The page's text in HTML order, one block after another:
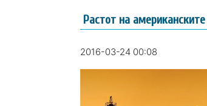
Растот на
2016-03-24 00:08